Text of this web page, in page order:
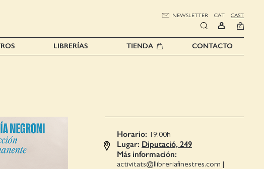
NEWSLETTER CAT CAST
0
LIBRERÍAS TIENDA CONTACTO
Horario: 19:00h
Lugar: Diputació, 249
Más información:
activitats@llibreriafinestres.com |